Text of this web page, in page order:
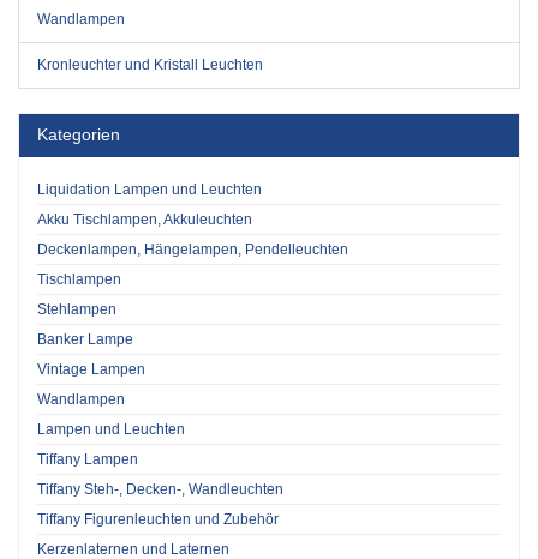
Wandlampen
Kronleuchter und Kristall Leuchten
Kategorien
Liquidation Lampen und Leuchten
Akku Tischlampen, Akkuleuchten
Deckenlampen, Hängelampen, Pendelleuchten
Tischlampen
Stehlampen
Banker Lampe
Vintage Lampen
Wandlampen
Lampen und Leuchten
Tiffany Lampen
Tiffany Steh-, Decken-, Wandleuchten
Tiffany Figurenleuchten und Zubehör
Kerzenlaternen und Laternen